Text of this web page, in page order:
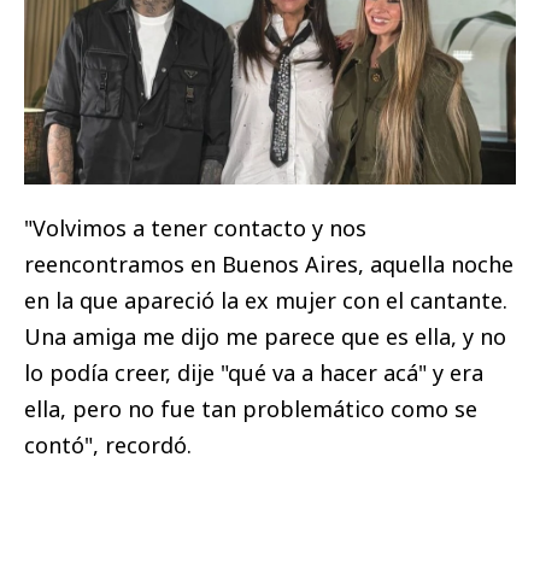
"Volvimos a tener contacto y nos
reencontramos en Buenos Aires, aquella noche
en la que apareció la ex mujer con el cantante.
Una amiga me dijo me parece que es ella, y no
lo podía creer, dije "qué va a hacer acá" y era
ella, pero no fue tan problemático como se
contó", recordó.